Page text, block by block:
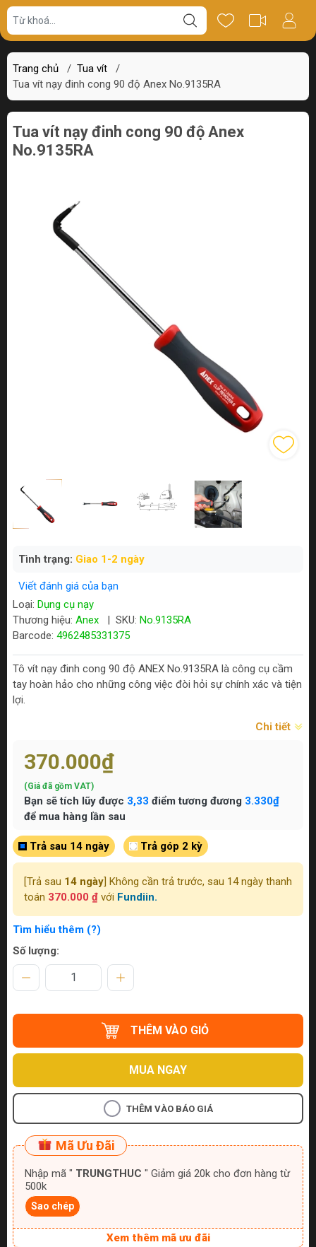
Trang chủ / Tua vít
/
Tua vít nạy đinh cong 90 độ Anex No.9135RA
Giá bán Thông số Review
Tua vít nạy đinh cong 90 độ Anex
No.9135RA
Tình trạng: Giao 1-2 ngày
Viết đánh giá của bạn
Loại: Dụng cụ nạy
Thương hiệu: Anex SKU: No.9135RA
Barcode: 4962485331375
Tô vít nạy đinh cong 90 độ ANEX No.9135RA là công cụ cầm
tay hoàn hảo cho những công việc đòi hỏi sự chính xác và tiện
lợi.
Chi tiết
370.000₫
(Giá đã gồm VAT)
Bạn sẽ tích lũy được 3,33 điểm tương đương 3.330₫
để mua hàng lần sau
Trả sau 14 ngày Trả góp 2 kỳ
[Trả sau 14 ngày ] Không cần trả trước, sau 14 ngày thanh
toán 370.000 ₫ với Fundiin.
Tìm hiểu thêm (?)
Số lượng:
THÊM VÀO GIỎ
MUA NGAY
THÊM VÀO BÁO GIÁ
Mã Ưu Đãi
Nhập mã " TRUNGTHUC " Giảm giá 20k cho đơn hàng từ
500k
Sao chép
Xem thêm mã ưu đãi